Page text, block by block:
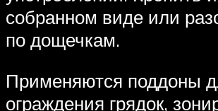
собранном виде или
по дощечкам.
Применяются поддоны
ограждения грядок,